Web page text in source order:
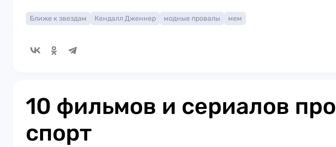
Ближе к звездам Кендалл Дженнер модные провалы мем
10 фильмов и сериалов про
спорт